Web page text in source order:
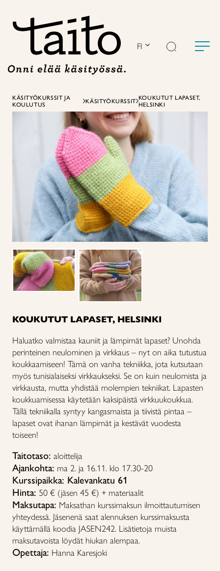
FI
KÄSITYÖKURSSIT JA
KOULUTUS
KÄSITYÖKURSSIT KOUKUTUT LAPASET,
HELSINKI
KOUKUTUT LAPASET, HELSINKI
Haluatko valmistaa kauniit ja lämpimät lapaset? Unohda
perinteinen neulominen ja virkkaus – nyt on aika tutustua
koukkaamiseen! Tämä on vanha tekniikka, jota kutsutaan
myös tunisialaiseksi virkkaukseksi. Se on kuin neulomista ja
virkkausta, mutta yhdistää molempien tekniikat. Lapasten
koukkuamisessa käytetään kaksipäistä virkkuukoukkua.
Tällä tekniikalla syntyy kangasmaista ja tiivistä pintaa –
lapaset ovat ihanan lämpimät ja kestävät vuodesta
toiseen!
Taitotaso: aloittelija
Ajankohta: ma 2. ja 16.11. klo 17.30-20
Kurssipaikka: Kalevankatu 61
Hinta: 50 € (jäsen 45 €) + materiaalit
Maksutapa: Maksathan kurssimaksun ilmoittautumisen
yhteydessä. Jäsenenä saat alennuksen kurssimaksusta
käyttämällä koodia JASEN242. Lisätietoja muista
maksutavoista löydät hiukan alempaa.
Opettaja: Hanna Karesjoki